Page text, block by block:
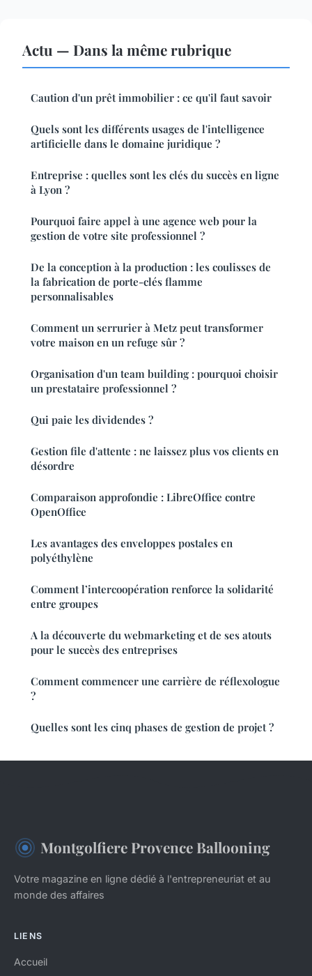
Actu — Dans la même rubrique
Caution d'un prêt immobilier : ce qu'il faut savoir
Quels sont les différents usages de l'intelligence
artificielle dans le domaine juridique ?
Entreprise : quelles sont les clés du succès en ligne
à Lyon ?
Pourquoi faire appel à une agence web pour la
gestion de votre site professionnel ?
De la conception à la production : les coulisses de
la fabrication de porte-clés flamme
personnalisables
Comment un serrurier à Metz peut transformer
votre maison en un refuge sûr ?
Organisation d'un team building : pourquoi choisir
un prestataire professionnel ?
Qui paie les dividendes ?
Gestion file d'attente : ne laissez plus vos clients en
désordre
Comparaison approfondie : LibreOffice contre
OpenOffice
Les avantages des enveloppes postales en
polyéthylène
Comment l’intercoopération renforce la solidarité
entre groupes
A la découverte du webmarketing et de ses atouts
pour le succès des entreprises
Comment commencer une carrière de réflexologue
?
Quelles sont les cinq phases de gestion de projet ?
Montgolfiere Provence Ballooning
Votre magazine en ligne dédié à l'entrepreneuriat et au
monde des affaires
LIENS
Accueil